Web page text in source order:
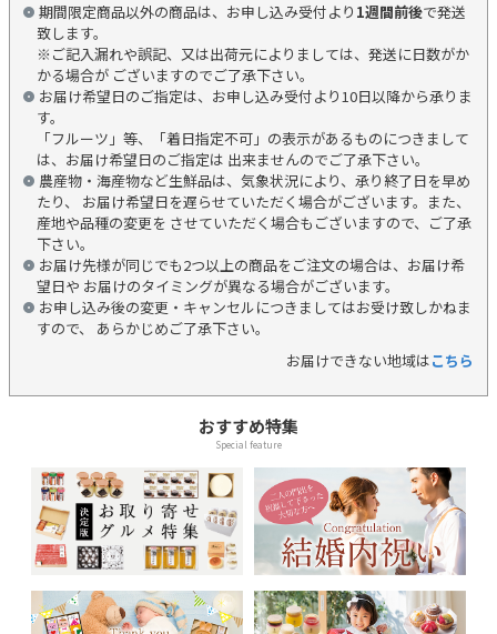
期間限定商品以外の商品は、お申し込み受付より 1週間前後で発送
致します。
※ご記入漏れや誤記、又は出荷元によりましては、発送に日数がか
かる場合が ございますのでご了承下さい。
お届け希望日のご指定は、お申し込み受付より10日以降から承りま
す。
「フルーツ」等、「着日指定不可」の表示があるものにつきまして
は、お届け希望日のご指定は 出来ませんのでご了承下さい。
農産物・海産物など生鮮品は、気象状況により、承り終了日を早め
たり、 お届け希望日を遅らせていただく場合がございます。また、
産地や品種の変更を させていただく場合もございますので、ご了承
下さい。
お届け先様が同じでも2つ以上の商品をご注文の場合は、お届け希
望日や お届けのタイミングが異なる場合がございます。
お申し込み後の変更・キャンセルにつきましてはお受け致しかねま
すので、 あらかじめご了承下さい。
お届けできない地域はこちら
おすすめ特集
Special feature